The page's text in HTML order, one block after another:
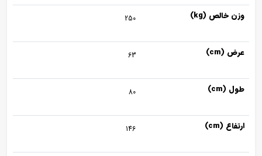
وزن خالص (kg) 250
عرض (cm) 63
طول (cm) 80
ارتفاع (cm) 146